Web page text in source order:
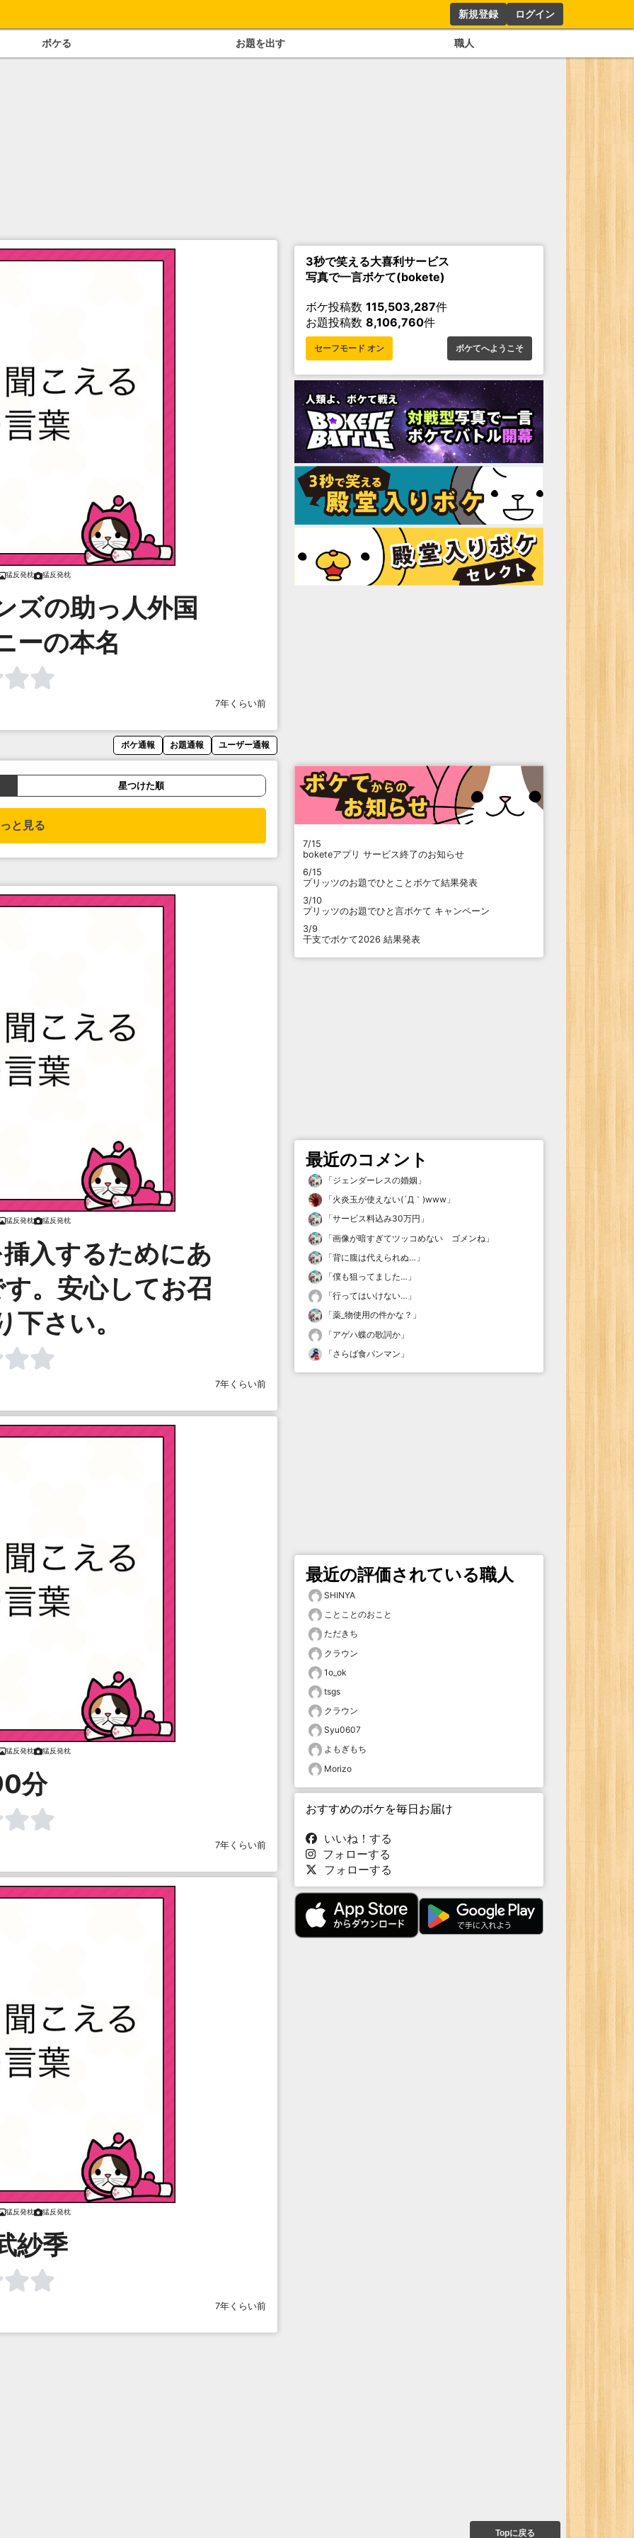
新規登録 ログイン
ボケる お題を出す 職人
猛反発枕 猛反発枕
ズの助っ人外国
ーの本名
7年くらい前
ボケ通報 お題通報 ユーザー通報
星つけた順
と見る
猛反発枕 猛反発枕
入するためにあ
。安心してお召
下さい。
7年くらい前
猛反発枕 猛反発枕
分
7年くらい前
猛反発枕 猛反発枕
紗季
7年くらい前
3秒で笑える大喜利サービス
写真で一言ボケて(bokete)
ボケ投稿数 115,503,287件
お題投稿数 8,106,760件
セーフモード オン ボケてへようこそ
7/15
boketeアプリ サービス終了のお知らせ
6/15
プリッツのお題でひとことボケて結果発表
3/10
プリッツのお題でひと言ボケて キャンペーン
3/9
干支でボケて2026 結果発表
最近のコメント
「ジェンダーレスの婚姻 」
「火炎玉が使えない(´Д｀)www 」
「サービス料込み30万円 」
「画像が暗すぎてツッコめない ゴメンね 」
「背に腹は代えられぬ… 」
「僕も狙ってました… 」
「行ってはいけない… 」
「薬_物使用の件かな？ 」
「アゲハ蝶の歌詞か 」
「さらば食パンマン 」
最近の評価されている職人
SHINYA
ことことのおこと
ただきち
クラウン
1o_ok
tsgs
クラウン
Syu0607
よもぎもち
Morizo
おすすめのボケを毎日お届け
いいね！する
フォローする
フォローする
Topに戻る